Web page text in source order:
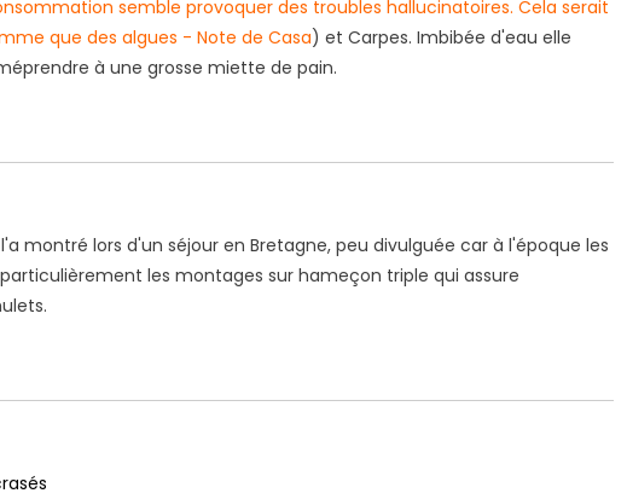
semble provoquer des troubles hallucinatoires. Cela serait
que des algues - Note de Casa) et Carpes. Imbibée d'eau elle
à une grosse miette de pain.
montré lors d'un séjour en Bretagne, peu divulguée car à l'époque les
les montages sur hameçon triple qui assure
1 / Au Fil De L'eau
Fermeture du réservoir
de Tourenne
Mouches Ailées
Mouche de la St Marc
Coins De